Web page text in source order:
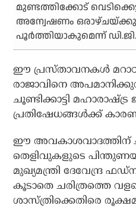
മുണ്ടത്തിക്കോട്
അന്വേഷണം
പൂര്‍ത്തിയാകുമെന്ന്
ഈ പ്രസ്‌താവനകൾ
രാജാവിനെ
ചൂണ്ടിക്കാട്ടി
പ്രതിഷേധങ്ങൾക്ക്
ഈ അവകാശവാദത്തിന്
തെളിവുകളുടെ
മുഖ്യമന്ത്രി ദേവേന്ദ്ര
കൂടാതെ ചരിത്രത്തെ
ശാസ്ത്രിക്കെതിരെ